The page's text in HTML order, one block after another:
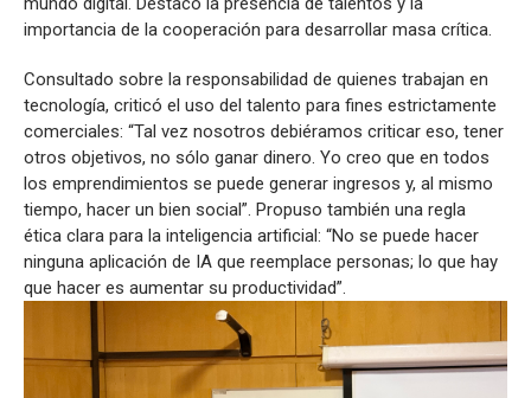
importancia de la cooperación para desarrollar masa crítica.
Consultado sobre la responsabilidad de quienes trabajan en
tecnología, criticó el uso del talento para fines estrictamente
comerciales: “Tal vez nosotros debiéramos criticar eso, tener
otros objetivos, no sólo ganar dinero. Yo creo que en todos
los emprendimientos se puede generar ingresos y, al mismo
tiempo, hacer un bien social”. Propuso también una regla
ética clara para la inteligencia artificial: “No se puede hacer
ninguna aplicación de IA que reemplace personas; lo que hay
que hacer es aumentar su productividad”.